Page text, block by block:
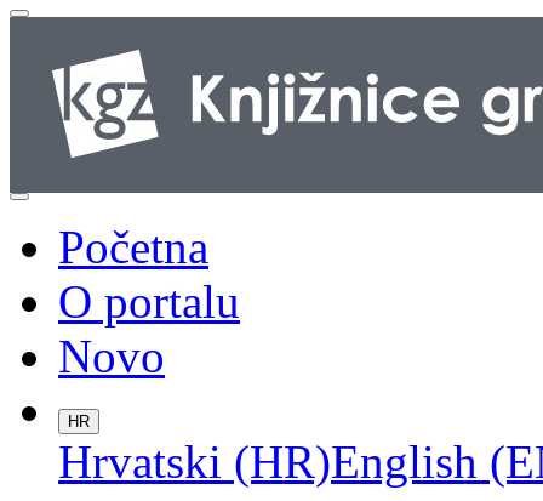
Početna
O portalu
Novo
HR
Hrvatski (HR)English